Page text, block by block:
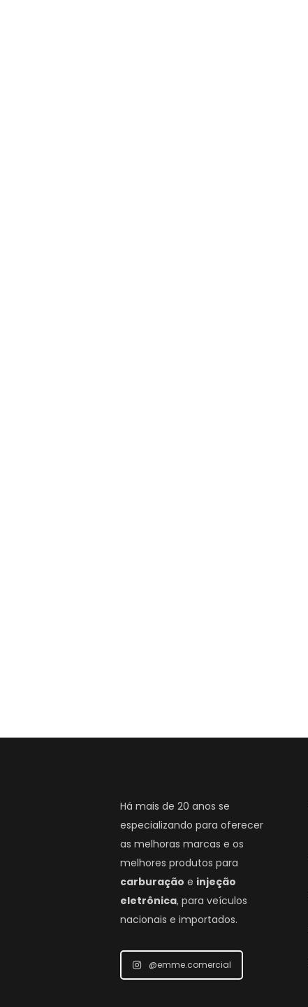
Há mais de 20 anos se
especializando para oferecer
as melhoras marcas e os
melhores produtos para
carburação e injeção
eletrônica, para veículos
nacionais e importados.
@emme.comercial